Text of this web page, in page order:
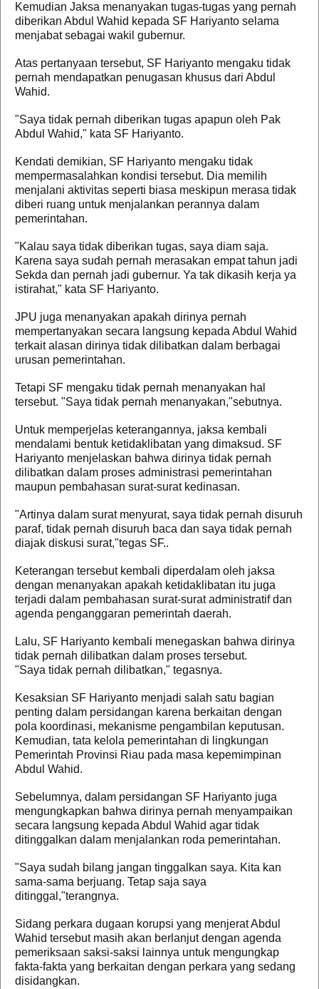
Kemudian Jaksa menanyakan tugas-tugas yang pernah
diberikan Abdul Wahid kepada SF Hariyanto selama
menjabat sebagai wakil gubernur.
Atas pertanyaan tersebut, SF Hariyanto mengaku tidak
pernah mendapatkan penugasan khusus dari Abdul
Wahid.
"Saya tidak pernah diberikan tugas apapun oleh Pak
Abdul Wahid," kata SF Hariyanto.
Kendati demikian, SF Hariyanto mengaku tidak
mempermasalahkan kondisi tersebut. Dia memilih
menjalani aktivitas seperti biasa meskipun merasa tidak
diberi ruang untuk menjalankan perannya dalam
pemerintahan.
"Kalau saya tidak diberikan tugas, saya diam saja.
Karena saya sudah pernah merasakan empat tahun jadi
Sekda dan pernah jadi gubernur. Ya tak dikasih kerja ya
istirahat," kata SF Hariyanto.
JPU juga menanyakan apakah dirinya pernah
mempertanyakan secara langsung kepada Abdul Wahid
terkait alasan dirinya tidak dilibatkan dalam berbagai
urusan pemerintahan.
Tetapi SF mengaku tidak pernah menanyakan hal
tersebut. "Saya tidak pernah menanyakan,"sebutnya.
Untuk memperjelas keterangannya, jaksa kembali
mendalami bentuk ketidaklibatan yang dimaksud. SF
Hariyanto menjelaskan bahwa dirinya tidak pernah
dilibatkan dalam proses administrasi pemerintahan
maupun pembahasan surat-surat kedinasan.
"Artinya dalam surat menyurat, saya tidak pernah disuruh
paraf, tidak pernah disuruh baca dan saya tidak pernah
diajak diskusi surat,"tegas SF..
Keterangan tersebut kembali diperdalam oleh jaksa
dengan menanyakan apakah ketidaklibatan itu juga
terjadi dalam pembahasan surat-surat administratif dan
agenda penganggaran pemerintah daerah.
Lalu, SF Hariyanto kembali menegaskan bahwa dirinya
tidak pernah dilibatkan dalam proses tersebut.
"Saya tidak pernah dilibatkan," tegasnya.
Kesaksian SF Hariyanto menjadi salah satu bagian
penting dalam persidangan karena berkaitan dengan
pola koordinasi, mekanisme pengambilan keputusan.
Kemudian, tata kelola pemerintahan di lingkungan
Pemerintah Provinsi Riau pada masa kepemimpinan
Abdul Wahid.
Sebelumnya, dalam persidangan SF Hariyanto juga
mengungkapkan bahwa dirinya pernah menyampaikan
secara langsung kepada Abdul Wahid agar tidak
ditinggalkan dalam menjalankan roda pemerintahan.
"Saya sudah bilang jangan tinggalkan saya. Kita kan
sama-sama berjuang. Tetap saja saya
ditinggal,"terangnya.
Sidang perkara dugaan korupsi yang menjerat Abdul
Wahid tersebut masih akan berlanjut dengan agenda
pemeriksaan saksi-saksi lainnya untuk mengungkap
fakta-fakta yang berkaitan dengan perkara yang sedang
disidangkan.